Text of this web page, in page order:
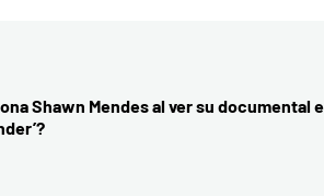
Shawn Mendes al ver su documental